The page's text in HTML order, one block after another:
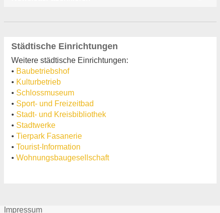
Städtische Einrichtungen
Weitere städtische Einrichtungen:
• Baubetriebshof
• Kulturbetrieb
• Schlossmuseum
• Sport- und Freizeitbad
• Stadt- und Kreisbibliothek
• Stadtwerke
• Tierpark Fasanerie
• Tourist-Information
• Wohnungsbaugesellschaft
Impressum